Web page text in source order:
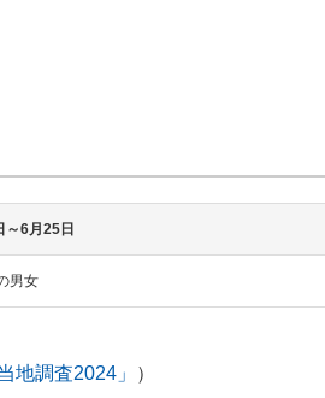
6月25日
男女
地調査2024」 ）